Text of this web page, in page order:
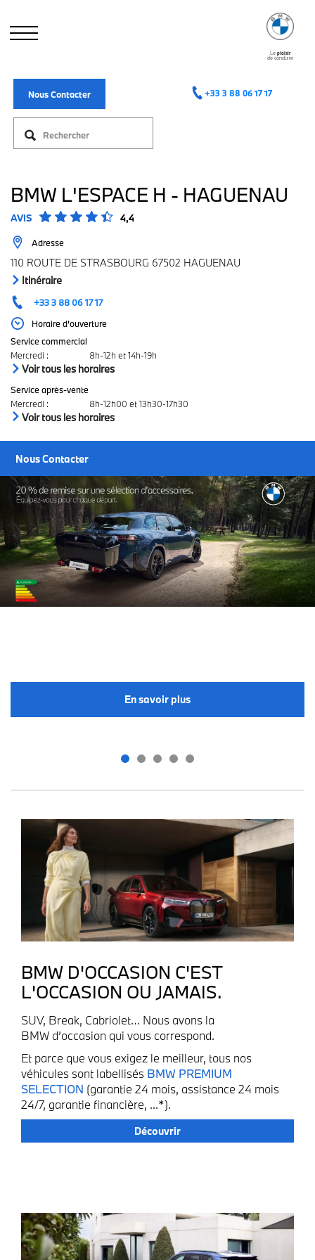
contenu
Le plaisir
de conduire
Nous Contacter +33 3 88 06 17 17
BMW L'ESPACE H - HAGUENAU
AVIS 4,4
Adresse
110 ROUTE DE STRASBOURG 67502 HAGUENAU
Itinéraire
+33 3 88 06 17 17
Horaire d'ouverture
Service commercial
Mercredi : 8h-12h et 14h-19h
Voir tous les horaires
Service après-vente
Mercredi : 8h-12h00 et 13h30-17h30
Voir tous les horaires
Nous Contacter
En savoir plus
BMW D'OCCASION C'EST
L'OCCASION OU JAMAIS.
SUV, Break, Cabriolet… Nous avons la
BMW d’occasion qui vous correspond.
Et parce que vous exigez le meilleur, tous nos
véhicules sont labellisés BMW PREMIUM
SELECTION (garantie 24 mois, assistance 24 mois
24/7, garantie financière, ...*).
Découvrir